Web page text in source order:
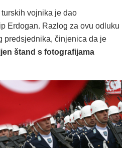
vojnika je dao
Erdogan. Razlog za ovu odluku
predsjednika, činjenica da je
štand s fotografijama